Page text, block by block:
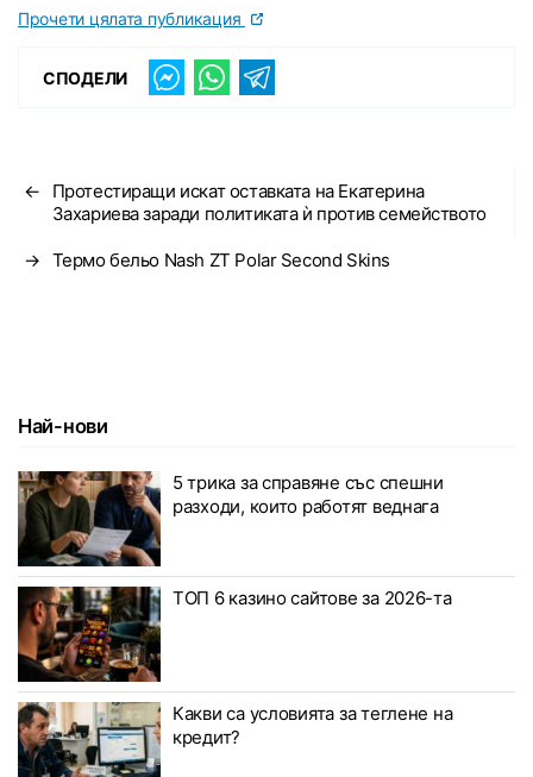
Прочети цялата публикация
СПОДЕЛИ
←
Протестиращи искат оставката на Екатерина
Захариева заради политиката ѝ против семейството
→ Термо бельо Nash ZT Polar Second Skins
Най-нови
5 трика за справяне със спешни
разходи, които работят веднага
ТОП 6 казино сайтове за 2026-та
Какви са условията за теглене на
кредит?